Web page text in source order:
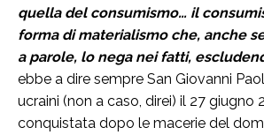
quella del consumismo… il
forma di materialismo che, anche
a parole, lo nega nei fatti,
ebbe a dire sempre San Giovanni
ucraini (non a caso, direi) il 27 giugno
conquistata dopo le macerie del